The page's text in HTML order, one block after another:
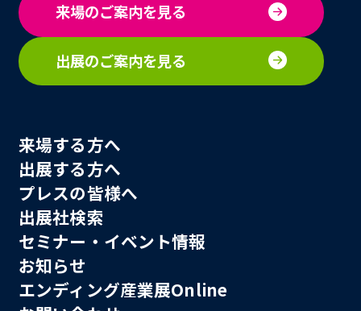
来場のご案内を見る
出展のご案内を見る
来場する方へ
出展する方へ
プレスの皆様へ
出展社検索
セミナー・イベント情報
お知らせ
エンディング産業展Online